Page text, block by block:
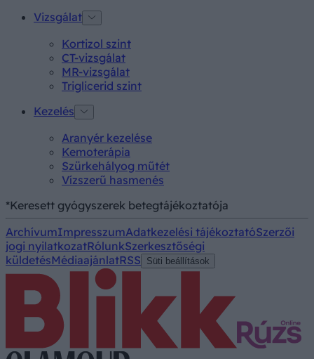
Vizsgálat
Kortizol szint
CT-vizsgálat
MR-vizsgálat
Triglicerid szint
Kezelés
Aranyér kezelése
Kemoterápia
Szürkehályog műtét
Vízszerű hasmenés
*Keresett gyógyszerek betegtájékoztatója
ArchívumImpresszumAdatkezelési tájékoztatóSzerzői
jogi nyilatkozatRólunkSzerkesztőségi
küldetésMédiaajánlatRSS Süti beállítások